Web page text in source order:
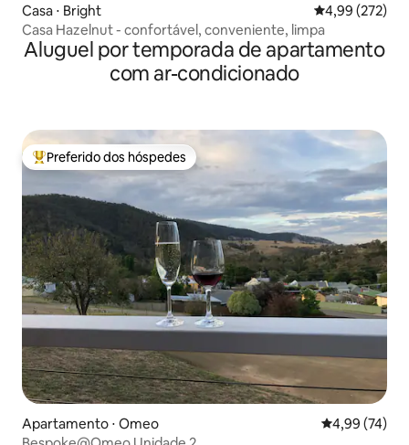
Casa ⋅ Bright 4,99 de uma
4,99 (272)
Casa Hazelnut - confortável, conveniente, limpa
Aluguel por temporada de apartamento
com ar-condicionado
Entre os melhores preferidos dos hóspedes
Preferido dos hóspedes
Apartamento ⋅ Omeo 4,99 de uma
4,99 (74)